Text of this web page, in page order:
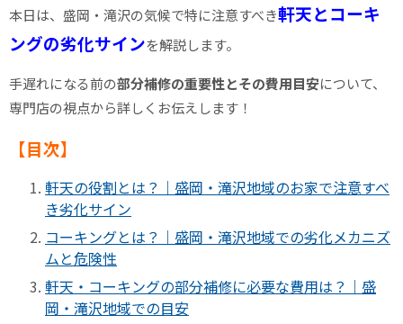
本日は、盛岡・滝沢の気候で特に注意すべき軒天とコーキ
ングの劣化サインを解説します。
手遅れになる前の部分補修の重要性とその費用目安について、
専門店の視点から詳しくお伝えします！
【目次】
軒天の役割とは？｜盛岡・滝沢地域のお家で注意すべ
き劣化サイン
コーキングとは？｜盛岡・滝沢地域での劣化メカニズ
ムと危険性
軒天・コーキングの部分補修に必要な費用は？｜盛
岡・滝沢地域での目安